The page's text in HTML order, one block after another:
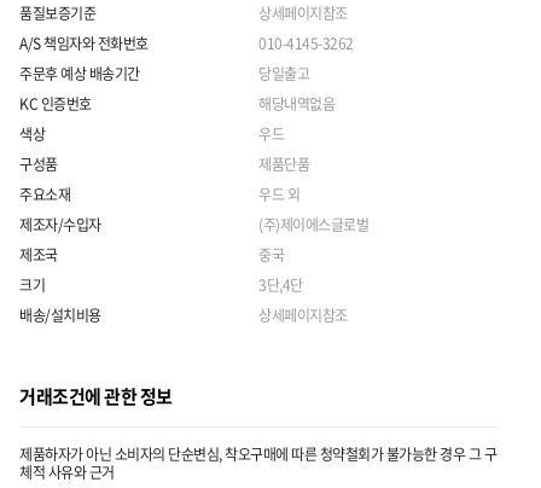
품질보증기준
상세페이지참조
A/S 책임자와 전화번호
010-4145-3262
주문후 예상 배송기간
당일출고
KC 인증번호
해당내역없음
색상
우드
구성품
제품단품
주요소재
우드 외
제조자/수입자
(주)제이에스글로벌
제조국
중국
크기
3단,4단
배송/설치비용
상세페이지참조
거래조건에 관한 정보
제품하자가 아닌 소비자의 단순변심, 착오구매에 따른 청약철회가 불가능한 경우 그 구
체적 사유와 근거